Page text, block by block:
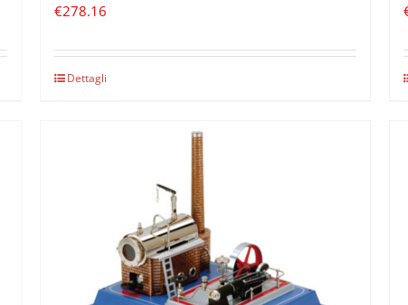
€278.16
Dettagli